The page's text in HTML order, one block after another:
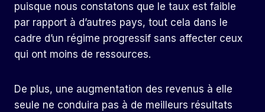
puisque nous constatons que le taux est faible
par rapport à d’autres pays, tout cela dans le
cadre d’un régime progressif sans affecter ceux
qui ont moins de ressources.
De plus, une augmentation des revenus à elle
seule ne conduira pas à de meilleurs résultats